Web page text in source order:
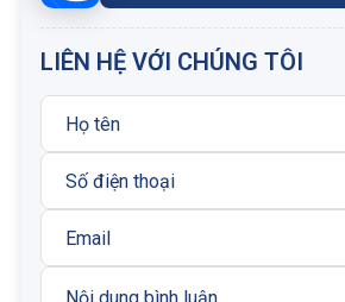
Kích thước lục giác của van:
Trọng lượng model: 0.53kg
Nhập khẩu và phân phối: Công
LIÊN HỆ VỚI CHÚNG TÔI